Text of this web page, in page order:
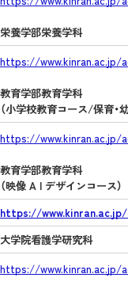
栄養学部栄養学科
https://
教育学部教育学科
（小学校教育コース/保育・
https://www.kinran.ac.jp/
教育学部教育学科
（映像 A I デザインコース）
https://
大学院看護学研究科
https://www.kinran.ac.jp/